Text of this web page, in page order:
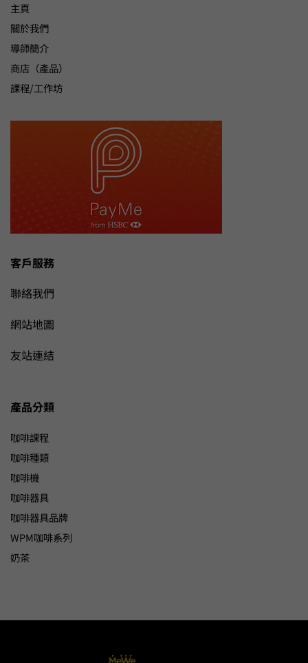
主頁
關於我們
導師簡介
商店（產品）
課程/工作坊
客戶服務
聯絡我們
網站地圖
友站連結
產品分類
咖啡課程
咖啡種類
咖啡機
咖啡器具
咖啡器具品牌
WPM咖啡系列
奶茶